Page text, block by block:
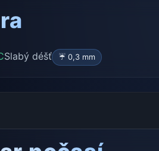
Slabý déšť ☔ 0,3 mm